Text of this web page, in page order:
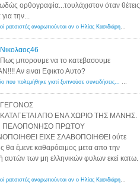
ορθογραφία...τουλάχιστον όταν θέτεις
την...
Αμερικανοί ρατσιστές αναρωτιούνται αν ο Ηλίας Κασιδιάρης ανήκει στη λευκή φυλή... - Λόγιος Ερμής
Νικολαος46
Πως μπορουμε να το κατεβασουμε
Αν ειναι Εφικτο Αυτο?
Ένα βιβλίο που πολεμήθηκε γιατί ξυπνούσε συνειδήσεις... - Λόγιος Ερμής | Η γνώση ξεκινάει με την αναζήτηση...
ΓΕΓΟΝΟΣ
ΚΑΤΑΓΕΤΑΙ ΑΠΟ ΕΝΑ ΧΩΡΙΟ ΤΗΣ ΜΑΝΗΣ.
ΠΕΛΟΠΟΝΗΣΟ ΠΡΩΤΟΥ
ΕΙΧΕ ΣΛΑΒΟΠΟΙΗΘΕΙ ούτε
θα έμενε καθαρόαιμος μετα απο την
αυτών των μη ελληνικών φυλων εκεί κατω.
Αμερικανοί ρατσιστές αναρωτιούνται αν ο Ηλίας Κασιδιάρης ανήκει στη λευκή φυλή... - Λόγιος Ερμής